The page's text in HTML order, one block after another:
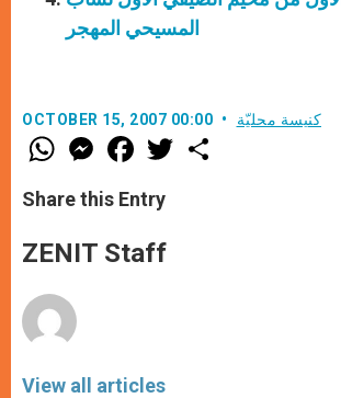
المسيحي المهجر
OCTOBER 15, 2007 00:00 كنيسة محليّة
W
h
t
s
p
p
M
e
s
e
g
e
F
a
e
b
o
k
w
Share this Entry
ZENIT Staff
View all articles